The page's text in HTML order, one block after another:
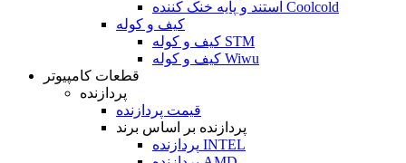
استند و پایه خنک کننده Coolcold
کیف و کوله
کیف و کوله STM
کیف و کوله Wiwu
قطعات کامپیوتر
پردازنده
قیمت پردازنده
پردازنده بر اساس برند
پردازنده INTEL